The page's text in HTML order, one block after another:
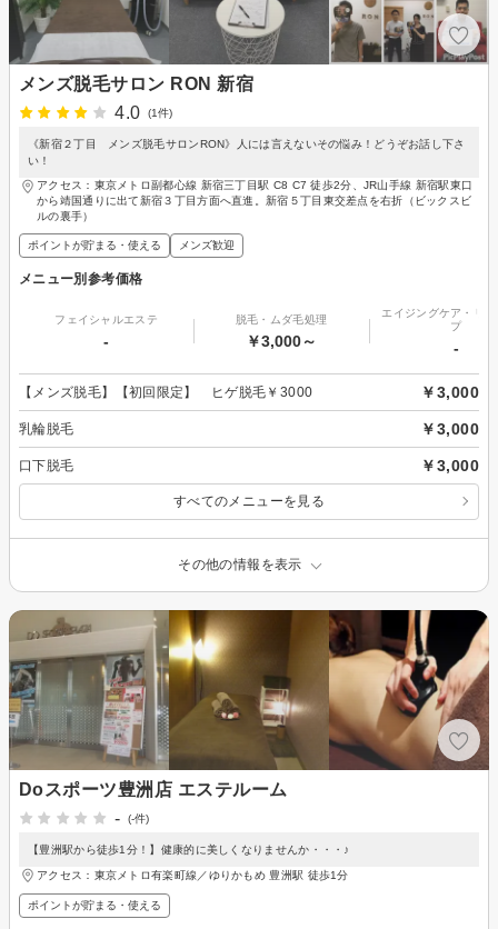
メンズ脱毛サロン RON 新宿
4.0
(1件)
《新宿２丁目 メンズ脱毛サロンRON》人には言えないその悩み！どうぞお話し下さ
い！
アクセス：東京メトロ副都心線 新宿三丁目駅 C8 C7 徒歩2分、JR山手線 新宿駅東口
から靖国通りに出て新宿３丁目方面へ直進。新宿５丁目東交差点を右折（ビックスビ
ルの裏手）
ポイントが貯まる・使える メンズ歓迎
メニュー別参考価格
フェイシャルエステ
-
脱毛・ムダ毛処理
￥3,000～
エイジングケア・リ
プ
-
【メンズ脱毛】【初回限定】 ヒゲ脱毛￥3000 ￥3,000
乳輪脱毛 ￥3,000
口下脱毛 ￥3,000
すべてのメニューを見る
その他の情報を表示
Doスポーツ豊洲店 エステルーム
-
(-件)
【豊洲駅から徒歩1分！】健康的に美しくなりませんか・・・♪
アクセス：東京メトロ有楽町線／ゆりかもめ 豊洲駅 徒歩1分
ポイントが貯まる・使える